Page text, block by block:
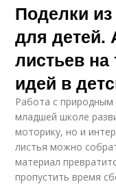
Поделки
для детей.
листьев
идей в
Работа с природным
младшей школе
моторику, но и
листья можно
материал
пропустить время